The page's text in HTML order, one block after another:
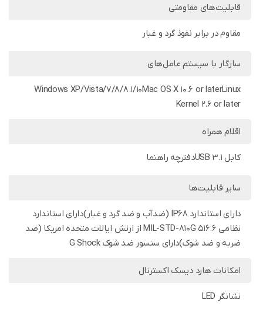
قابلیت‌های مقاومتی
مقاوم در برابر نفوذ گرد و غبار
سازگار با سیستم‌ عامل‌های
Windows XP/Vista/7/8/8.1/10Mac OS X 10.6 or laterLinux
Kernel 2.6 or later
اقلام همراه
کابل USB 3.1دفترچه راهنما
سایر قابلیت‌ها
دارای استاندارد IP68 (ضدآب و ضد گرد و غبار)دارای استاندارد
نظامی MIL-STD-810G 516.6 از ارتش ایالات متحده امریکا (ضد
ضربه و ضد شوک)دارای سنسور ضد شوک G Shock
امکانات هارد دیسک اکسترنال
نشانگر LED